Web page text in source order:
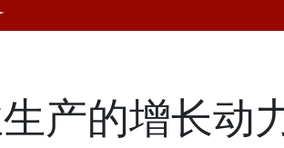
产的增长动